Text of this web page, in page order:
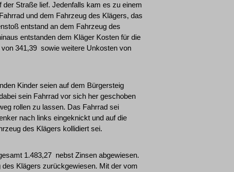
Straße lief. Jedenfalls kam es zu einem
und dem Fahrzeug des Klägers, das
entstand an dem Fahrzeug des
entstanden dem Kläger Kosten für die
341,39  sowie weitere Unkosten von
Kinder seien auf dem Bürgersteig
sein Fahrrad vor sich her geschoben
rollen zu lassen. Das Fahrrad sei
nach links eingeknickt und auf die
des Klägers kollidiert sei.
1.483,27  nebst Zinsen abgewiesen.
Klägers zurückgewiesen. Mit der vom